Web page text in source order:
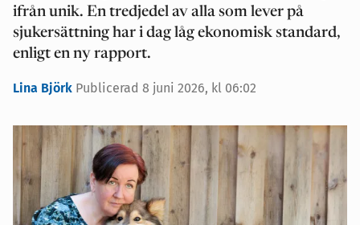
ifrån unik. En tredjedel av alla som lever på
sjukersättning har i dag låg ekonomisk standard,
enligt en ny rapport.
Lina Björk Publicerad 8 juni 2026, kl 06:02